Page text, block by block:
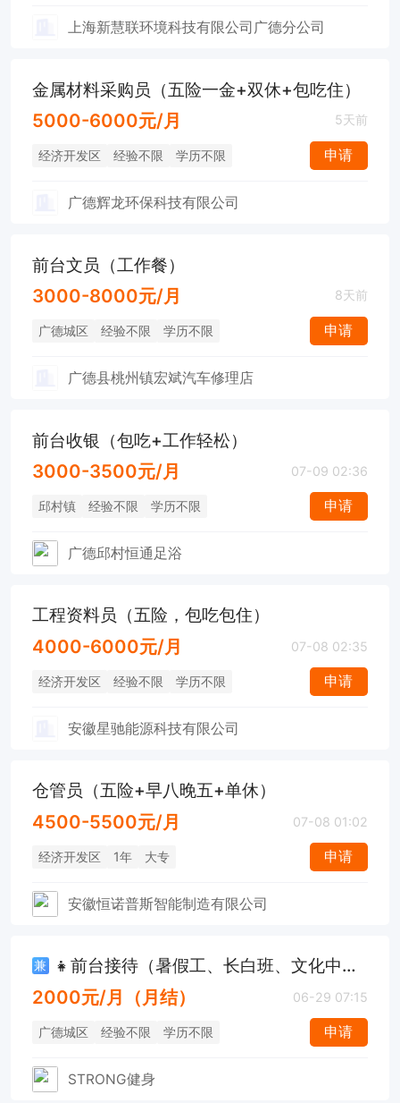
上海新慧联环境科技有限公司广德分公司
金属材料采购员（五险一金+双休+包吃住）
5000-6000元/月 5天前
经济开发区 经验不限 学历不限 申请
广德辉龙环保科技有限公司
前台文员（工作餐）
3000-8000元/月 8天前
广德城区 经验不限 学历不限 申请
广德县桃州镇宏斌汽车修理店
前台收银（包吃+工作轻松）
3000-3500元/月 07-09 02:36
邱村镇 经验不限 学历不限 申请
广德邱村恒通足浴
工程资料员（五险，包吃包住）
4000-6000元/月 07-08 02:35
经济开发区 经验不限 学历不限 申请
安徽星驰能源科技有限公司
仓管员（五险+早八晚五+单休）
4500-5500元/月 07-08 01:02
经济开发区 1年 大专 申请
安徽恒诺普斯智能制造有限公司
兼 👧前台接待（暑假工、长白班、文化中心店）
2000元/月（月结） 06-29 07:15
广德城区 经验不限 学历不限 申请
STRONG健身